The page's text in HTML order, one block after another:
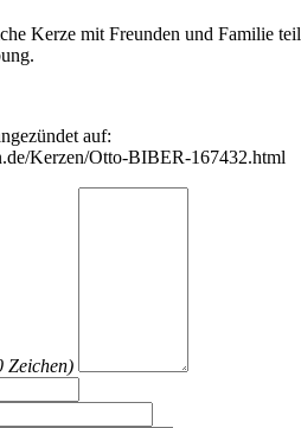
Kerze mit Freunden und Familie
auf:
Kerzen/Otto-BIBER-167432.html
Zeichen)